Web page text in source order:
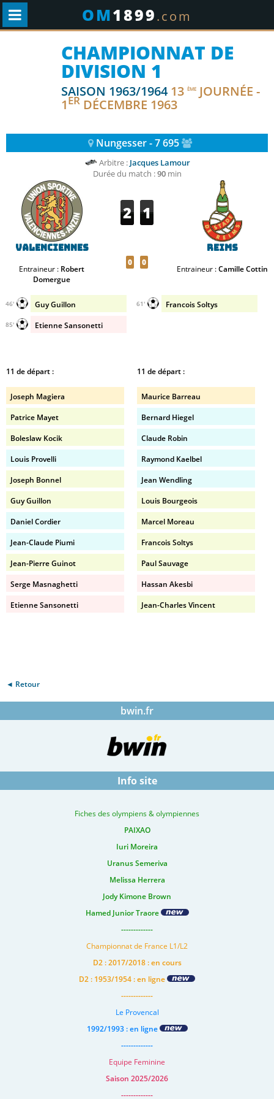
OM1899.com
CHAMPIONNAT DE
DIVISION 1
SAISON 1963/1964 13 ÈME JOURNÉE -
1ER DÉCEMBRE 1963
Nungesser - 7 695
Arbitre : Jacques Lamour
Durée du match :90min
Valenciennes
Entraineur : Robert
Domergue
2 1
0 0
Reims
Entraineur :Camille Cottin
Guy Guillon
46'
Etienne Sansonetti
85'
Francois Soltys
61'
11 de départ :
Joseph Magiera
Patrice Mayet
Boleslaw Kocik
Louis Provelli
Joseph Bonnel
Guy Guillon
Daniel Cordier
Jean-Claude Piumi
Jean-Pierre Guinot
Serge Masnaghetti
Etienne Sansonetti
11 de départ :
Maurice Barreau
Bernard Hiegel
Claude Robin
Raymond Kaelbel
Jean Wendling
Louis Bourgeois
Marcel Moreau
Francois Soltys
Paul Sauvage
Hassan Akesbi
Jean-Charles Vincent
◄ Retour
bwin.fr
Info site
Fiches des olympiens & olympiennes
PAIXAO
Iuri Moreira
Uranus Semeriva
Melissa Herrera
Jody Kimone Brown
Hamed Junior Traore
-------------
Championnat de France L1/L2
D2 : 2017/2018 : en cours
D2 : 1953/1954 : en ligne
-------------
Le Provencal
1992/1993 : en ligne
-------------
Equipe Feminine
Saison 2025/2026
-------------